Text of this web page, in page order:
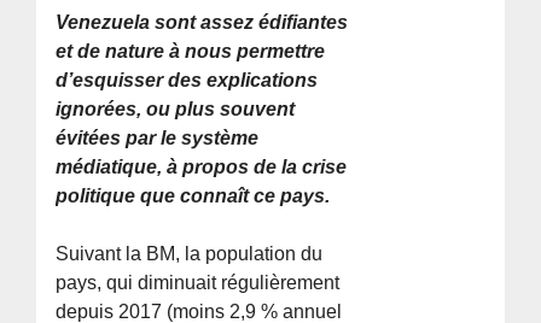
Venezuela sont assez édifiantes
et de nature à nous permettre
d’esquisser des explications
ignorées, ou plus souvent
évitées par le système
médiatique, à propos de la crise
politique que connaît ce pays.
Suivant la BM, la population du
pays, qui diminuait régulièrement
depuis 2017 (moins 2,9 % annuel